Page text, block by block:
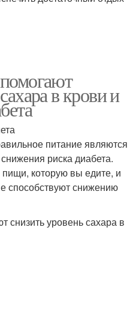
в крови и
питание являются
риска диабета.
которую вы едите, и
способствуют снижению
снизить уровень сахара в